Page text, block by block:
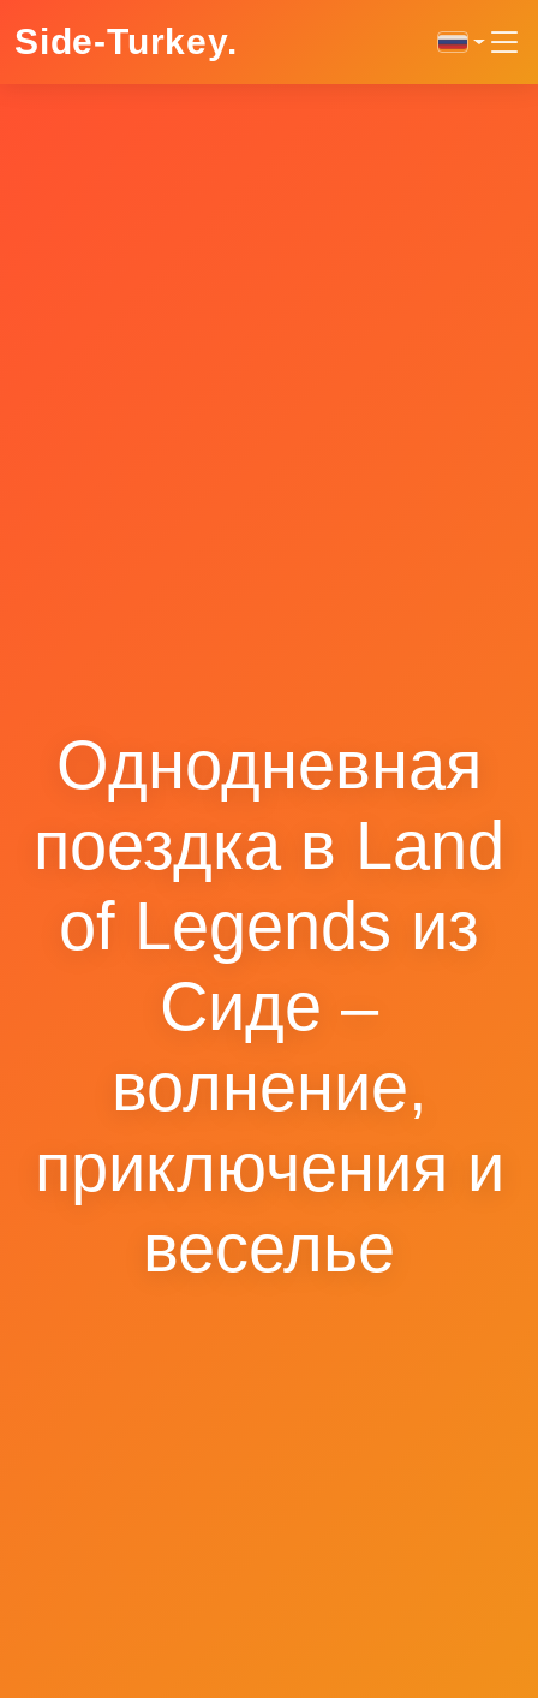
Side-Turkey.
Однодневная
поездка в Land
of Legends из
Сиде –
волнение,
приключения и
веселье